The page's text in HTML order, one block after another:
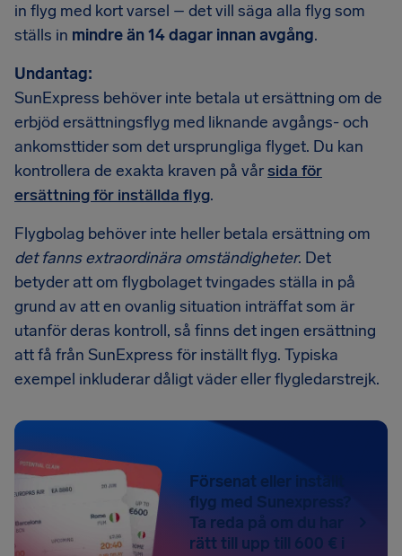
in flyg med kort varsel – det vill säga alla flyg som
ställs in mindre än 14 dagar innan avgång.
Undantag:
SunExpress behöver inte betala ut ersättning om de
erbjöd ersättningsflyg med liknande avgångs- och
ankomsttider som det ursprungliga flyget. Du kan
kontrollera de exakta kraven på vårsida för
ersättning för inställda flyg.
Flygbolag behöver inte heller betala ersättning om
det fanns extraordinära omständigheter. Det
betyder att om flygbolaget tvingades ställa in på
grund av att en ovanlig situation inträffat som är
utanför deras kontroll, så finns det ingen ersättning
att få från SunExpress för inställt flyg. Typiska
exempel inkluderar dåligt väder eller flygledarstrejk.
Försenat eller inställt
flyg med Sunexpress?
Ta reda på om du har
rätt till upp till 600 € i